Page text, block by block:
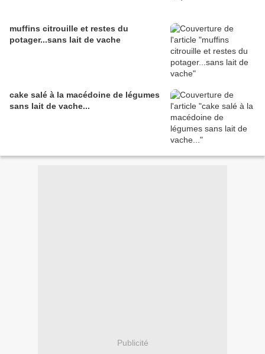
muffins citrouille et restes du
potager...sans lait de vache
cake salé à la macédoine de légumes
sans lait de vache...
Publicité